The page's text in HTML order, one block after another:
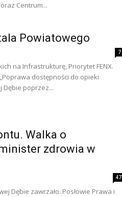
Centrum...
Powiatowego
7
na Infrastrukturę, Priorytet FENX.
dostępności do opieki
Dębie poprzez...
Walka o
zdrowia w
47
Dębie zawrzało. Posłowie Prawa i